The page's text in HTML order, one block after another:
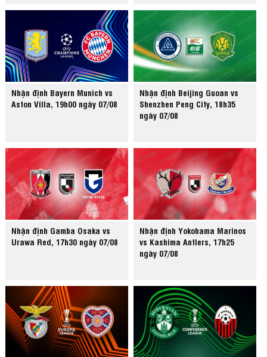
Nhận định Bayern Munich vs
Aston Villa, 19h00 ngày 07/08
Nhận định Beijing Guoan vs
Shenzhen Peng City, 18h35
ngày 07/08
Nhận định Gamba Osaka vs
Urawa Red, 17h30 ngày 07/08
Nhận định Yokohama Marinos
vs Kashima Antlers, 17h25
ngày 07/08